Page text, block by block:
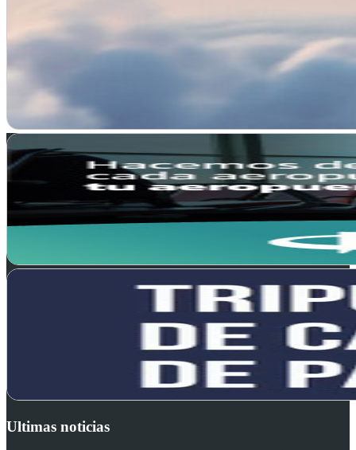
Ultimas noticias